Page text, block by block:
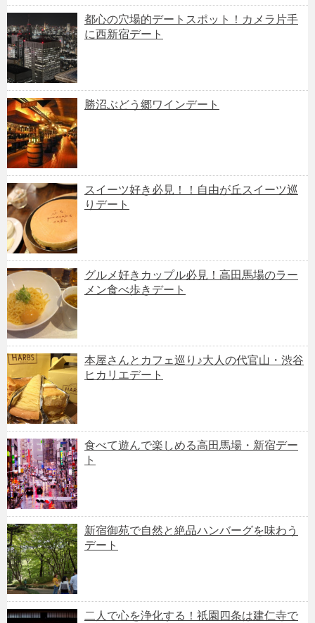
都心の穴場的デートスポット！カメラ片手
に西新宿デート
勝沼ぶどう郷ワインデート
スイーツ好き必見！！自由が丘スイーツ巡
りデート
グルメ好きカップル必見！高田馬場のラー
メン食べ歩きデート
本屋さんとカフェ巡り♪大人の代官山・渋谷
ヒカリエデート
食べて遊んで楽しめる高田馬場・新宿デー
ト
新宿御苑で自然と絶品ハンバーグを味わう
デート
二人で心を浄化する！祇園四条は建仁寺で